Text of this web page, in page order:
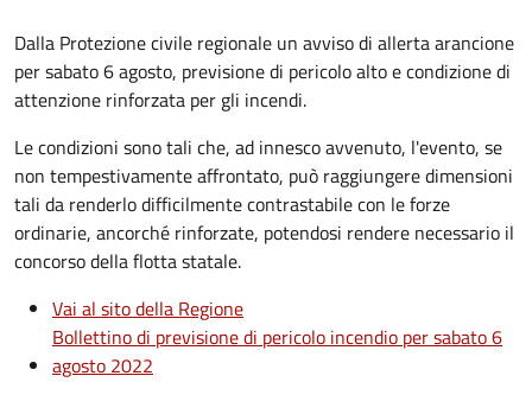
Dalla Protezione civile regionale un avviso di allerta arancione
per sabato 6 agosto, previsione di pericolo alto e condizione di
attenzione rinforzata per gli incendi.
Le condizioni sono tali che, ad innesco avvenuto, l'evento, se
non tempestivamente affrontato, può raggiungere dimensioni
tali da renderlo difficilmente contrastabile con le forze
ordinarie, ancorché rinforzate, potendosi rendere necessario il
concorso della flotta statale.
Vai al sito della Regione
Bollettino di previsione di pericolo incendio per sabato 6
agosto 2022